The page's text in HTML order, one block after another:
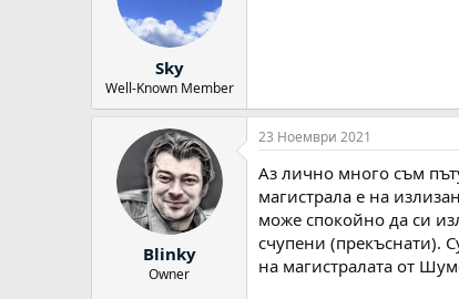
Sky
Well-Known Member
Blinky
Owner
23 Ноември 2021
Аз лично много съм
магистрала е на
може спокойно да си
счупени (прекъснати).
на магистралата от